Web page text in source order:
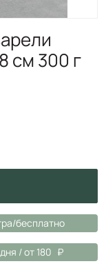
см 300 г
бесплатно
/ от 180